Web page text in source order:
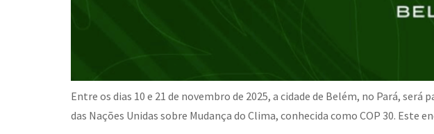
Entre os dias 10 e 21 de novembro de 2025, a cidade de Belém, no Pará,
das Nações Unidas sobre Mudança do Clima, conhecida como COP 30.